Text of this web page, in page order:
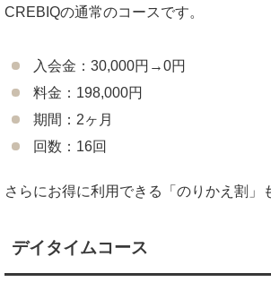
CREBIQの通常のコースです。
入会金：30,000円→0円
料金：198,000円
期間：2ヶ月
回数：16回
さらにお得に利用できる「のりかえ割」
デイタイムコース